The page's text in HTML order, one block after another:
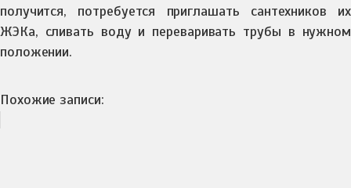
получится, потребуется приглашать сантехников их
ЖЭКа, сливать воду и переваривать трубы в нужном
положении.
Похожие записи: